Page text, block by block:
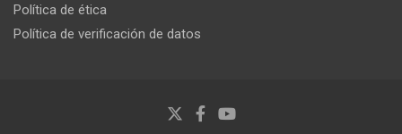
Política de ética
Política de verificación de datos